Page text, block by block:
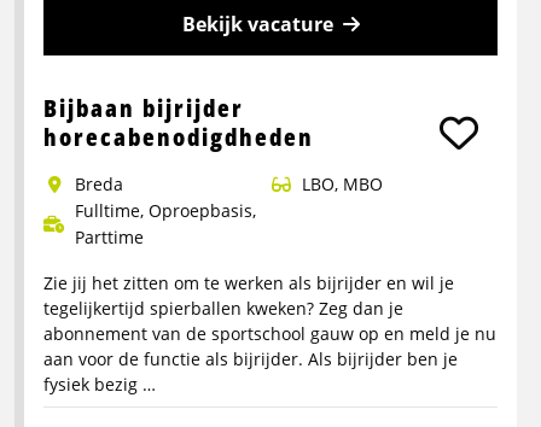
Bekijk vacature
info
over
Chauffeur
Bulkwagen
Bijbaan bijrijder
horecabenodigdheden
Breda
LBO, MBO
Fulltime, Oproepbasis,
Parttime
Zie jij het zitten om te werken als bijrijder en wil je
tegelijkertijd spierballen kweken? Zeg dan je
abonnement van de sportschool gauw op en meld je nu
aan voor de functie als bijrijder. Als bijrijder ben je
fysiek bezig …